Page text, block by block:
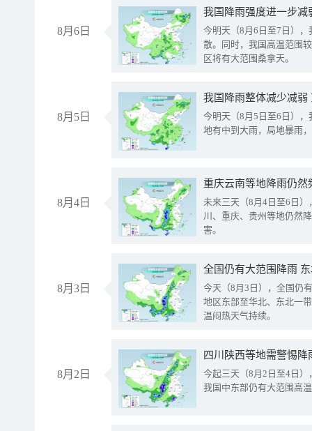
8月6日
今明天（8月6日至7日）
散。同时，我国高温范围
区将有大范围桑拿天。
8月5日
我国降雨整体减少减弱
今明天（8月5日至6日）
地有中到大雨，局地暴雨
8月4日
重庆云南等地降雨仍然
未来三天（8月4日至6日
川、重庆、贵州等地仍然
害。
8月3日
全国仍有大范围降雨
今天（8月3日），全国仍
地区东部至华北、东北一
温闷热天气持续。
8月2日
今起三天（8月2日至4日
我国中东部仍有大范围高